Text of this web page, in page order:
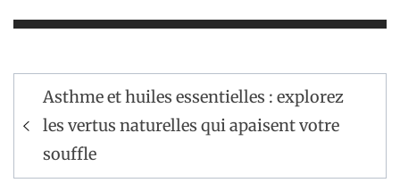
Navigation
de
l’article
Asthme et huiles essentielles : explorez
les vertus naturelles qui apaisent votre
souffle